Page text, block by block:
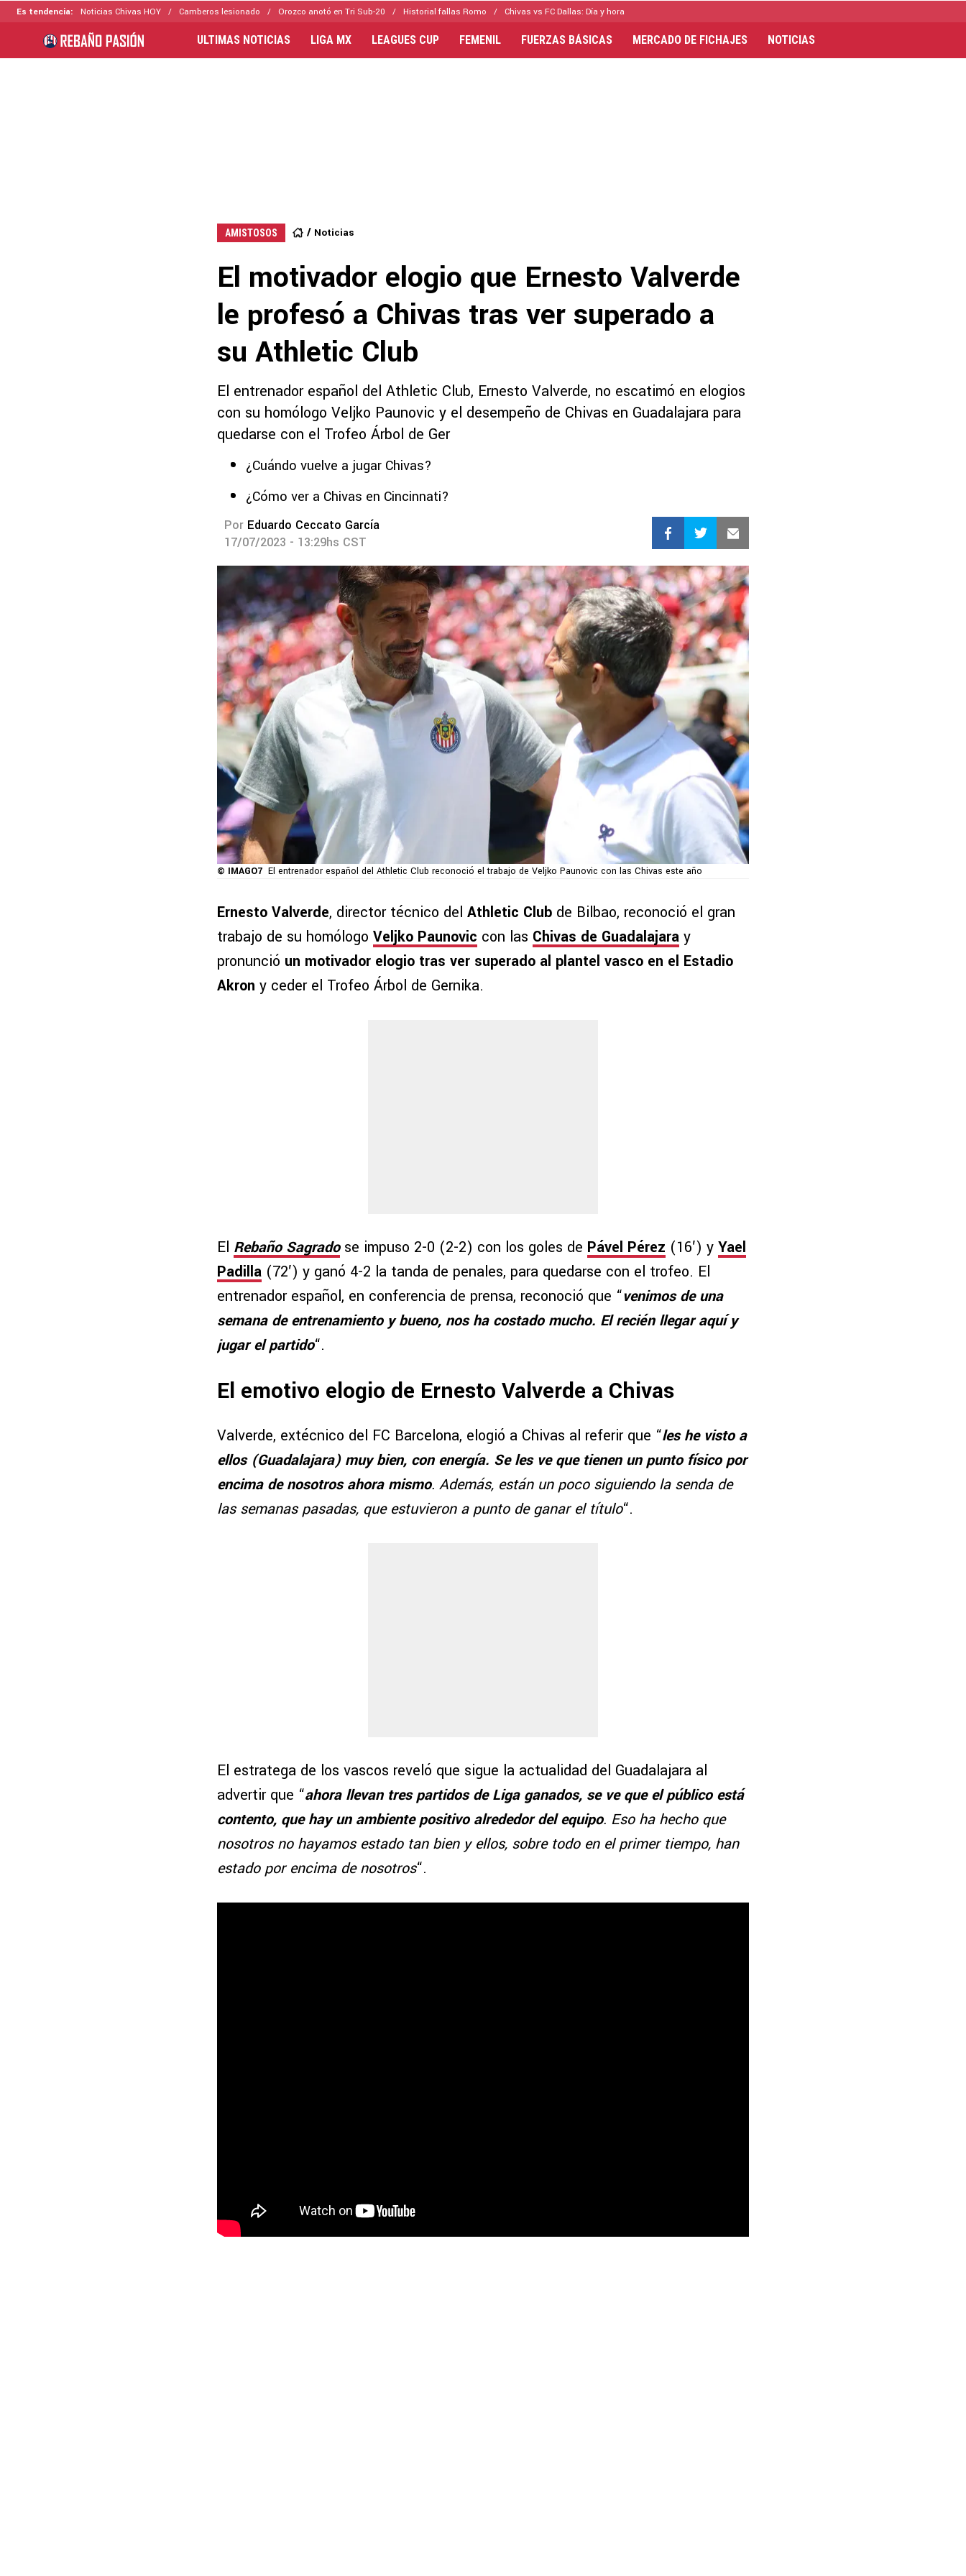
Es tendencia: Noticias Chivas HOY Camberos lesionado Orozco anotó en Tri Sub-20 Historial fallas Romo Chivas vs FC Dallas: Día y hora
ULTIMAS NOTICIAS LIGA MX LEAGUES CUP FEMENIL FUERZAS BÁSICAS MERCADO DE FICHAJES NOTICIAS
AMISTOSOS Noticias
El motivador elogio que Ernesto Valverde
le profesó a Chivas tras ver superado a
su Athletic Club
El entrenador español del Athletic Club, Ernesto Valverde, no escatimó en elogios
con su homólogo Veljko Paunovic y el desempeño de Chivas en Guadalajara para
quedarse con el Trofeo Árbol de Ger
¿Cuándo vuelve a jugar Chivas?
¿Cómo ver a Chivas en Cincinnati?
Por Eduardo Ceccato García
17/07/2023 - 13:29hs CST
© IMAGO7 El entrenador español del Athletic Club reconoció el trabajo de Veljko Paunovic con las Chivas este año
Ernesto Valverde, director técnico del Athletic Club de Bilbao, reconoció el gran
trabajo de su homólogo Veljko Paunovic con las Chivas de Guadalajara y
pronunció un motivador elogio tras ver superado al plantel vasco en el Estadio
Akron y ceder el Trofeo Árbol de Gernika.
El Rebaño Sagradose impuso 2-0 (2-2) con los goles de Pável Pérez (16′) y Yael
Padilla (72′) y ganó 4-2 la tanda de penales, para quedarse con el trofeo. El
entrenador español, en conferencia de prensa, reconoció que “venimos de una
semana de entrenamiento y bueno, nos ha costado mucho. El recién llegar aquí y
jugar el partido“.
El emotivo elogio de Ernesto Valverde a Chivas
Valverde, extécnico del FC Barcelona, elogió a Chivas al referir que “les he visto a
ellos (Guadalajara) muy bien, con energía. Se les ve que tienen un punto físico por
encima de nosotros ahora mismo. Además, están un poco siguiendo la senda de
las semanas pasadas, que estuvieron a punto de ganar el título“.
El estratega de los vascos reveló que sigue la actualidad del Guadalajara al
advertir que “ahora llevan tres partidos de Liga ganados, se ve que el público está
contento, que hay un ambiente positivo alrededor del equipo. Eso ha hecho que
nosotros no hayamos estado tan bien y ellos, sobre todo en el primer tiempo, han
estado por encima de nosotros“.